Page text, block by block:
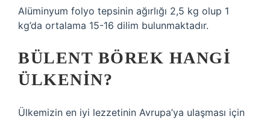
Alüminyum folyo tepsinin ağırlığı 2,5 kg olup 1
kg’da ortalama 15-16 dilim bulunmaktadır.
BÜLENT BÖREK HANGI
ÜLKENIN?
Ülkemizin en iyi lezzetinin Avrupa’ya ulaşması için